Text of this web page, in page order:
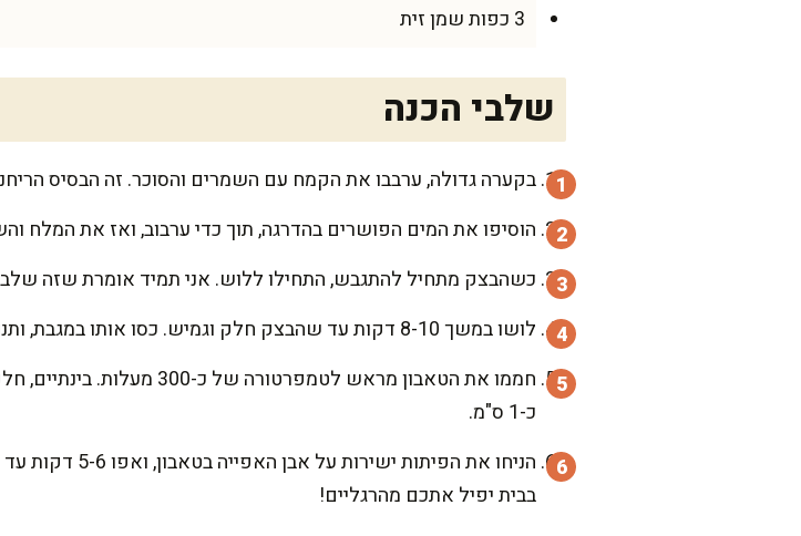
3 כפות שמן זית
שלבי הכנה
בקערה גדולה, ערבבו את הקמח עם השמרים והסוכר. זה הבסיס
הוסיפו את המים הפושרים בהדרגה, תוך כדי ערבוב, ואז את המלח
כשהבצק מתחיל להתגבש, התחילו ללוש. אני תמיד אומרת שזה
לושו במשך 8-10 דקות עד שהבצק חלק וגמיש. כסו אותו במגבת, ותנו לו לנוח ולהתפחה במקום חמים למשך שעה וחצי.
כ-1 ס"מ.
הניחו את
בבית יפיל אתכם מהרגליים!